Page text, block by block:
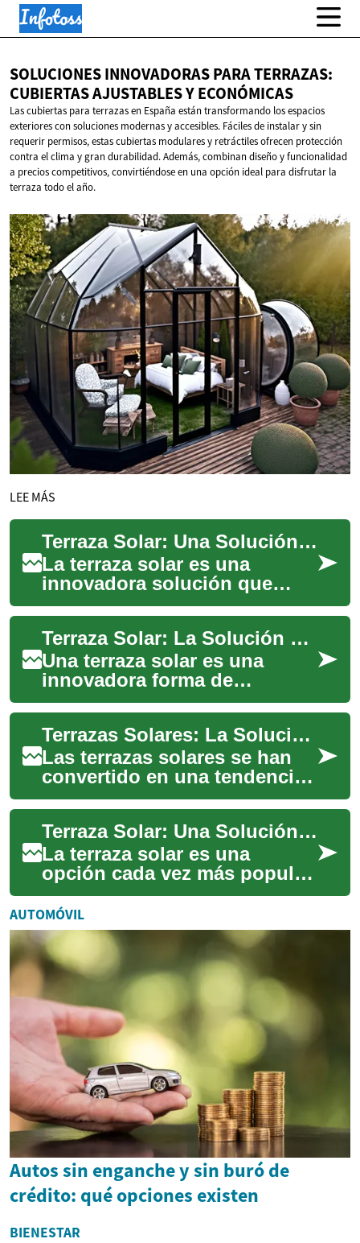
SOLUCIONES INNOVADORAS PARA TERRAZAS:
CUBIERTAS AJUSTABLESY ECONÓMICAS
Las cubiertas para terrazas en España están transformando los espacios
exteriores con soluciones modernas y accesibles. Fáciles de instalar y sin
requerir permisos, estas cubiertas modulares y retráctiles ofrecen protección
contra el clima y gran durabilidad. Además, combinan diseño y funcionalidad
a precios competitivos, convirtiéndose en una opción ideal para disfrutar la
terraza todo el año.
LEE MÁS
Terraza Solar: Una Solución Innovadora para Aprovechar el Espacio al Aire Libre
La terraza solar es una
innovadora solución que
combina la funcionalidad de
una terraza tradicional con la
eficiencia...
Terraza Solar: La Solución Perfecta para tu Espacio Exterior
Una terraza solar es una
innovadora forma de
aprovechar el espacio
exterior de tu hogar,
combinando funcionalidad y
s...
Terrazas Solares: La Solución Perfecta para Maximizar tu Espacio Exterior
Las terrazas solares se han
convertido en una tendencia
creciente para aquellos que
buscan aprovechar al máximo
su es...
Terraza Solar: Una Solución Innovadora para Aprovechar el Espacio Exterior
La terraza solar es una
opción cada vez más popular
para aquellos que buscan
maximizar el uso de sus
espacios exterio...
AUTOMÓVIL
Autos sin enganche y sin buró de
crédito: qué opciones existen
BIENESTAR